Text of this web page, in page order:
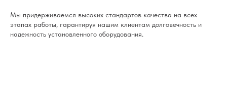
Мы придерживаемся высоких стандартов качества на всех
этапах работы, гарантируя нашим клиентам долговечность и
надежность установленного оборудования.